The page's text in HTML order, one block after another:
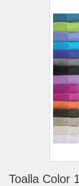
Toalla Color